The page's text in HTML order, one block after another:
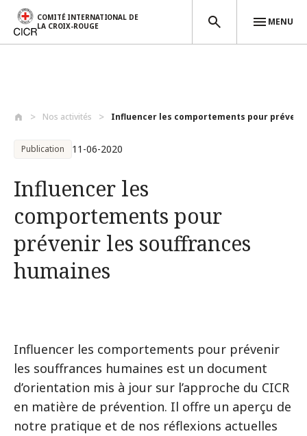
COMITÉ INTERNATIONAL DE
LA CROIX-ROUGE
MENU
Nos activités Influencer les comportements pour
Publication 11-06-2020
Influencer les
comportements pour
prévenir les souffrances
humaines
Influencer les comportements pour prévenir
les souffrances humaines est un document
d’orientation mis à jour sur l’approche du CICR
en matière de prévention. Il offre un aperçu de
notre pratique et de nos réflexions actuelles